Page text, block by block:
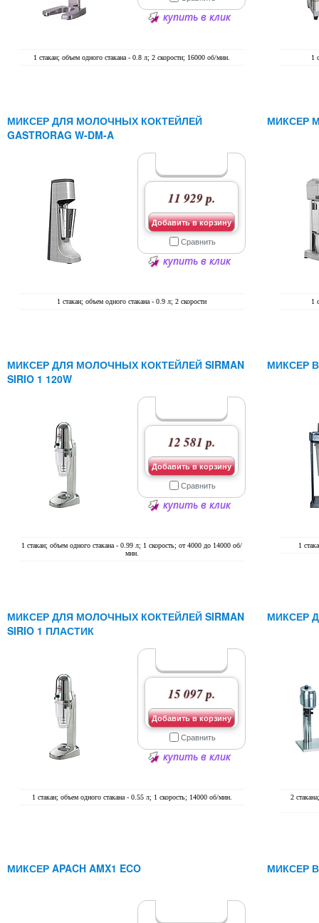
1 стакан; объем одного стакана - 0.8 л; 2 скорости; 16000 об/мин.
купить в клик
1
МИКСЕР ДЛЯ МОЛОЧНЫХ КОКТЕЙЛЕЙ
GASTRORAG W-DM-A
1 стакан; объем одного стакана - 0.9 л; 2 скорости
11 929 р.
Добавить в корзину
Сравнить
купить в клик
МИКСЕР
1
МИКСЕР ДЛЯ МОЛОЧНЫХ КОКТЕЙЛЕЙ SIRMAN
SIRIO 1 120W
1 стакан; объем одного стакана - 0.99 л; 1 скорость; от 4000 до 14000 об/
мин.
12 581 р.
Добавить в корзину
Сравнить
купить в клик
МИКСЕР
1
МИКСЕР ДЛЯ МОЛОЧНЫХ КОКТЕЙЛЕЙ SIRMAN
SIRIO 1 ПЛАСТИК
1 стакан; объем одного стакана - 0.55 л; 1 скорость; 14000 об/мин.
15 097 р.
Добавить в корзину
Сравнить
купить в клик
МИКСЕР
2
МИКСЕР APACH AMX1 ECO МИКСЕР